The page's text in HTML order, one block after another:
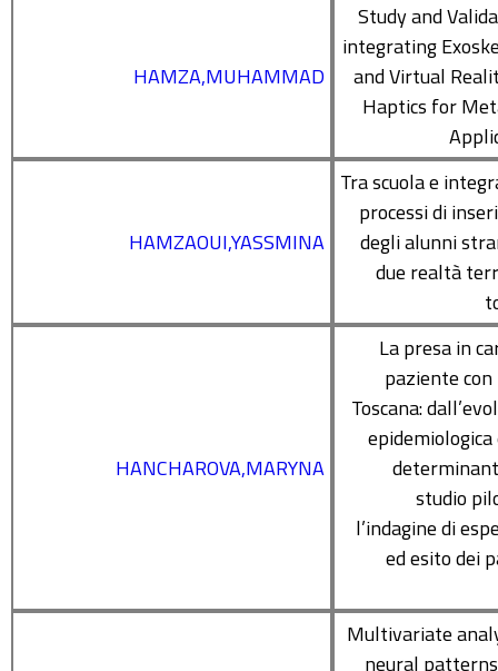
HAMZA,MUHAMMAD
Study and
integrating
and Virtual
Haptics for
HAMZAOUI,YASSMINA
Tra scuola e
processi di
degli alunni
due realtà
HANCHAROVA,MARYNA
La presa in
paziente con
Toscana:
epidemiologica
studio
l’indagine di
ed esito dei
Multivariate
neural